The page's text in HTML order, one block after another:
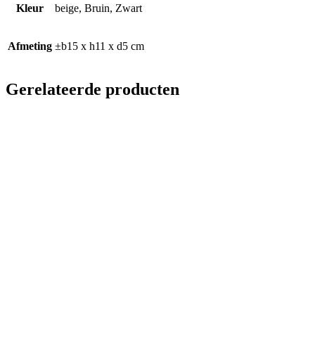
Kleur beige, Bruin, Zwart
Afmeting ±b15 x h11 x d5 cm
Gerelateerde producten